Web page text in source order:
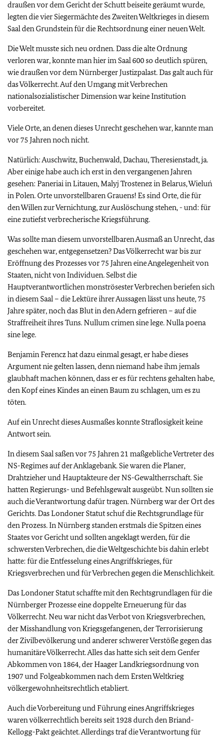
draußen vor dem Gericht der Schutt beiseite geräumt wurde,
legten die vier Siegermächte des Zweiten Weltkrieges in diesem
Saal den Grundstein für die Rechtsordnung einer neuen Welt.
Die Welt musste sich neu ordnen. Dass die alte Ordnung
verloren war, konnte man hier im Saal 600 so deutlich spüren,
wie draußen vor dem Nürnberger Justizpalast. Das galt auch für
das Völkerrecht. Auf den Umgang mit Verbrechen
nationalsozialistischer Dimension war keine Institution
vorbereitet.
Viele Orte, an denen dieses Unrecht geschehen war, kannte man
vor 75 Jahren noch nicht.
Natürlich: Auschwitz, Buchenwald, Dachau, Theresienstadt, ja.
Aber einige habe auch ich erst in den vergangenen Jahren
gesehen: Paneriai in Litauen, Malyj Trostenez in Belarus, Wieluń
in Polen. Orte unvorstellbaren Grauens! Es sind Orte, die für
den Willen zur Vernichtung, zur Auslöschung stehen, - und: für
eine zutiefst verbrecherische Kriegsführung.
Was sollte man diesem unvorstellbaren Ausmaß an Unrecht, das
geschehen war, entgegensetzen? Das Völkerrecht war bis zur
Eröffnung des Prozesses vor 75 Jahren eine Angelegenheit von
Staaten, nicht von Individuen. Selbst die
Hauptverantwortlichen monströsester Verbrechen beriefen sich
in diesem Saal – die Lektüre ihrer Aussagen lässt uns heute, 75
Jahre später, noch das Blut in den Adern gefrieren – auf die
Straffreiheit ihres Tuns. Nullum crimen sine lege. Nulla poena
sine lege.
Benjamin Ferencz hat dazu einmal gesagt, er habe dieses
Argument nie gelten lassen, denn niemand habe ihm jemals
glaubhaft machen können, dass er es für rechtens gehalten habe,
den Kopf eines Kindes an einen Baum zu schlagen, um es zu
töten.
Auf ein Unrecht dieses Ausmaßes konnte Straflosigkeit keine
Antwort sein.
In diesem Saal saßen vor 75 Jahren 21 maßgebliche Vertreter des
NS-Regimes auf der Anklagebank. Sie waren die Planer,
Drahtzieher und Hauptakteure der NS-Gewaltherrschaft. Sie
hatten Regierungs- und Befehlsgewalt ausgeübt. Nun sollten sie
auch die Verantwortung dafür tragen. Nürnberg war der Ort des
Gerichts. Das Londoner Statut schuf die Rechtsgrundlage für
den Prozess. In Nürnberg standen erstmals die Spitzen eines
Staates vor Gericht und sollten angeklagt werden, für die
schwersten Verbrechen, die die Weltgeschichte bis dahin erlebt
hatte: für die Entfesselung eines Angriffskrieges, für
Kriegsverbrechen und für Verbrechen gegen die Menschlichkeit.
Das Londoner Statut schaffte mit den Rechtsgrundlagen für die
Nürnberger Prozesse eine doppelte Erneuerung für das
Völkerrecht. Neu war nicht das Verbot von Kriegsverbrechen,
der Misshandlung von Kriegsgefangenen, der Terrorisierung
der Zivilbevölkerung und anderer schwerer Verstöße gegen das
humanitäre Völkerrecht. Alles das hatte sich seit dem Genfer
Abkommen von 1864, der Haager Landkriegsordnung von
1907 und Folgeabkommen nach dem Ersten Weltkrieg
völkergewohnheitsrechtlich etabliert.
Auch die Vorbereitung und Führung eines Angriffskrieges
waren völkerrechtlich bereits seit 1928 durch den Briand-
Kellogg-Pakt geächtet. Allerdings traf die Verantwortung für